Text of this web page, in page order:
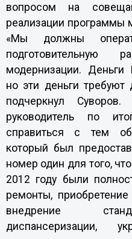
вопросом на
реализации программы
«Мы должны
подготовительную
модернизации. Деньги
но эти деньги требуют
подчеркнул
руководитель по
справиться с тем
который был
номер один для того,
2012 году были
ремонты,
внедрение
диспансеризации,